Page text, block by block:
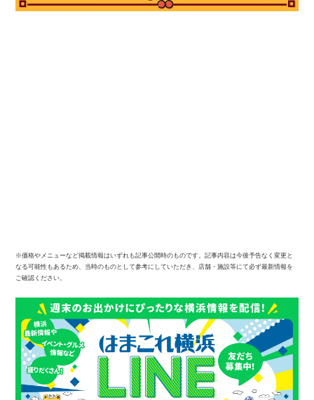
※価格やメニューなど掲載情報はいずれも記事公開時のものです。記事内容は今後予告なく変更と
なる可能性もあるため、当時のものとして参考にしていただき、店舗・施設等にて必ず最新情報を
ご確認ください。